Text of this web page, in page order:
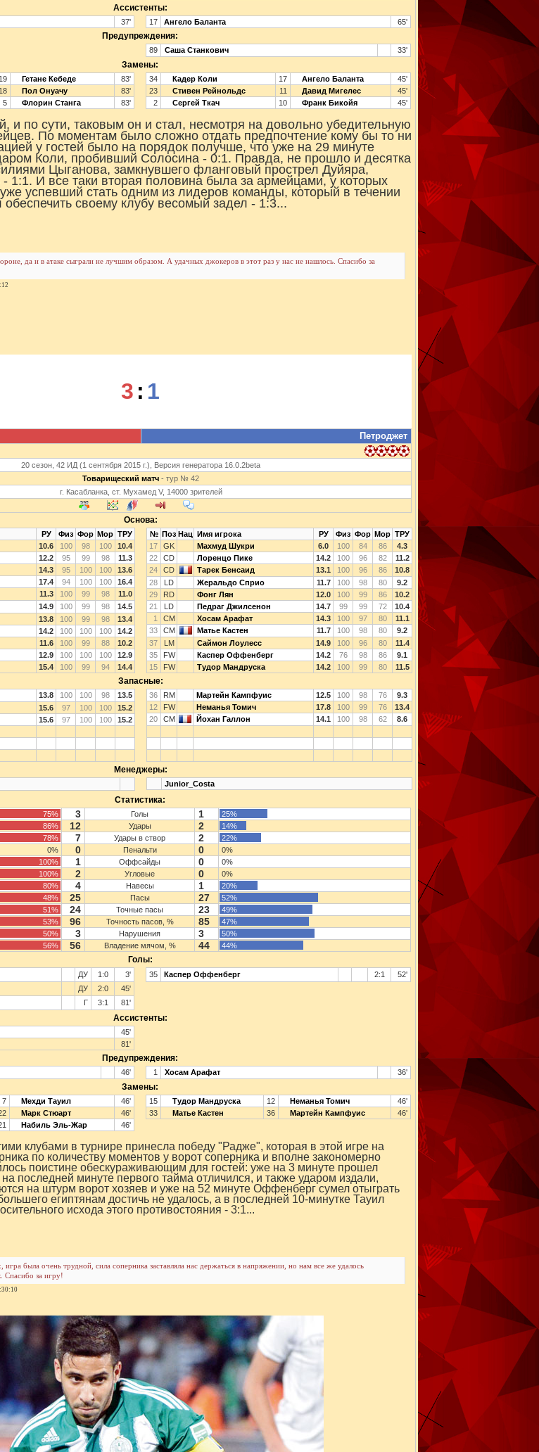
Ассистенты:
37' 17 Ангело Баланта 65'
Предупреждения:
89 Саша Станкович 33'
Замены:
19 Гетане Кебеде
83'
18 Пол Онуачу
83'
5 Флорин Станга 83'
34 Кадер Коли 17 Ангело Баланта
45'
23
Стивен Рейнольдс 11 Давид Мигелес
45'
2
Сергей Ткач 10 Франк Бикойя 45'
и по сути, таковым он и стал, несмотря на довольно убедительную
По моментам было сложно отдать предпочтение кому бы то ни
у гостей было на порядок получше, что уже на 29 минуте
Коли, пробивший Солосина - 0:1. Правда, не прошло и десятка
Цыганова, замкнувшего фланговый прострел Дуйяра,
- 1:1. И все таки вторая половина была за армейцами, у которых
успевший стать одним из лидеров команды, который в течении
обеспечить своему клубу весомый задел - 1:3...
да и в атаке сыграли не лучшим образом. А удачных джокеров в этот раз у нас не нашлось. Спасибо за
3 : 1
Петроджет
20 сезон, 42 ИД (1 сентября 2015 г.), Версия генератора 16.0.2beta
Товарищеский матч - тур № 42
г. Касабланка, ст. Мухамед V, 14000 зрителей
Основа:
РУ Физ Фор Мор ТРУ
10.6 100 98 100
10.4
12.2 95 99 98
11.3
14.3 95 100 100
13.6
17.4 94 100 100
16.4
11.3 100 99 98
11.0
14.9 100 99 98
14.5
13.8 100 99 98
13.4
14.2 100 100 100
14.2
11.6 100 99 88
10.2
12.9 100 100 100
12.9
15.4 100 99 94 14.4
№ Поз Нац Имя игрока РУ Физ Фор Мор ТРУ
17
GK Махмуд Шукри 6.0 100 84 86
4.3
22
CD Лоренцо Пике 14.2 100 96 82
11.2
24
CD Тарек Бенсаид 13.1 100 96 86
10.8
28
LD Жеральдо Сприо 11.7 100 98 80
9.2
29
RD Фонг Лян 12.0 100 99 86
10.2
21
LD Педраг Джилсенон 14.7 99 99 72
10.4
1
CM Хосам Арафат 14.3 100 97 80
11.1
33
CM Матье Кастен 11.7 100 98 80
9.2
37
LM Саймон Лоулесс 14.9 100 96 80
11.4
35
FW Каспер Оффенберг 14.2 76 98 86
9.1
15
FW Тудор Мандруска 14.2 100 99 80 11.5
Запасные:
13.8 100 100 98
13.5
15.6 97 100 100
15.2
15.6 97 100 100 15.2
36 RM Мартейн Кампфуис 12.5 100 98 76
9.3
12
FW Неманья Томич 17.8 100 99 76
13.4
20
CM Йохан Галлон 14.1 100 98 62 8.6
Менеджеры:
Junior_Costa
Статистика:
75% 3 Голы 1
25%
86%
12 Удары 2
14%
78%
7 Удары в створ 2
22%
0%
0 Пенальти 0
0%
100%
1 Оффсайды 0
0%
100%
2 Угловые 0
0%
80%
4 Навесы 1
20%
48%
25 Пасы 27
52%
51%
24 Точные пасы 23
49%
53%
96 Точность пасов, % 85
47%
50%
3 Нарушения 3
50%
56%
56 Владение мячом, % 44 44%
Голы:
ДУ 1:0
3'
ДУ 2:0
45'
Г 3:1 81'
35 Каспер Оффенберг 2:1 52'
Ассистенты:
45'
81'
Предупреждения:
46' 1 Хосам Арафат 36'
Замены:
7 Мехди Тауил
46'
Марк Стюарт
46'
Набиль Эль-Жар 46'
15 Тудор Мандруска 12 Неманья Томич
46'
33
Матье Кастен 36 Мартейн Кампфуис 46'
клубами в турнире принесла победу "Радже", которая в этой игре на
по количеству моментов у ворот соперника и вполне закономерно
поистине обескураживающим для гостей: уже на 3 минуте прошел
последней минуте первого тайма отличился, и также ударом издали,
на штурм ворот хозяев и уже на 52 минуте Оффенберг сумел отыграть
египтянам достичь не удалось, а в последней 10-минутке Тауил
исхода этого противостояния - 3:1...
была очень трудной, сила соперника заставляла нас держаться в напряжении, но нам все же удалось
Спасибо за игру!